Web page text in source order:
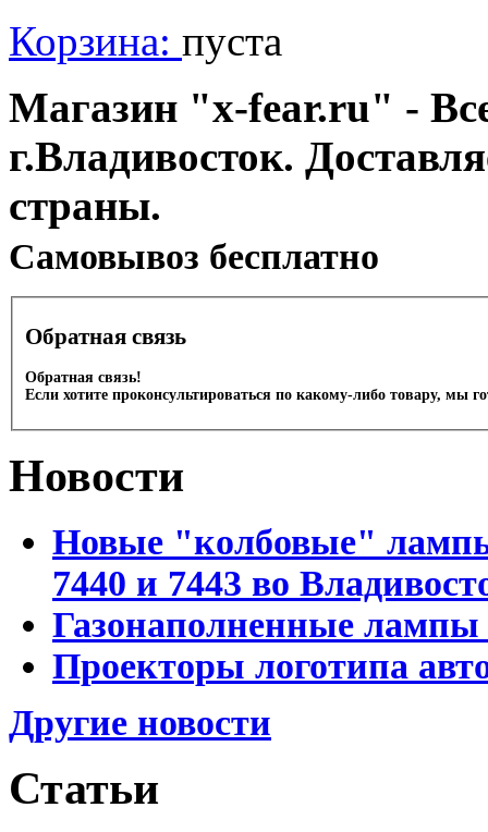
Корзина: пуста
Магазин "x-fear.ru" -
г.Владивосток.
страны.
Cамовывоз бесплатно
Обратная связь
Обратная связь!
Если хотите проконсультироваться по какому-либо товару, мы
Новости
Новые "колбовые"
7440 и 7443 во
Газонаполненные лампы
Проекторы логотипа
Другие новости
Статьи